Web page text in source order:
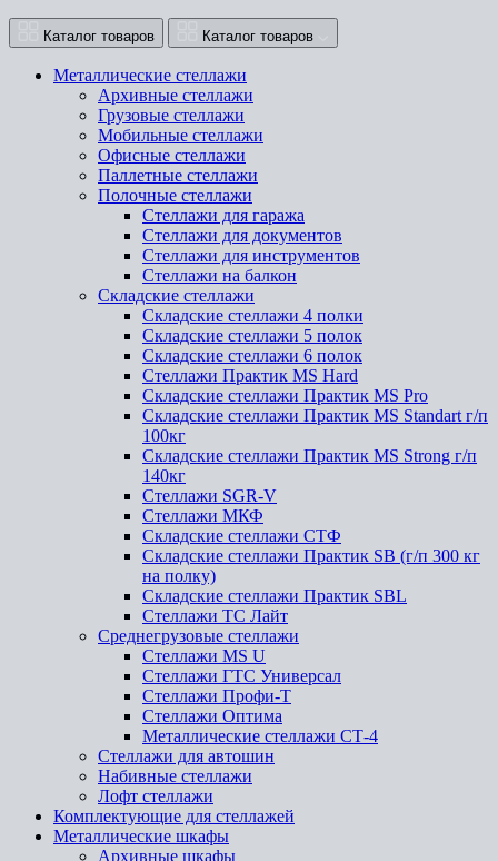
Каталог товаров Каталог товаров
Металлические стеллажи
Архивные стеллажи
Грузовые стеллажи
Мобильные стеллажи
Офисные стеллажи
Паллетные стеллажи
Полочные стеллажи
Стеллажи для гаража
Стеллажи для документов
Стеллажи для инструментов
Стеллажи на балкон
Складские стеллажи
Складские стеллажи 4 полки
Складские стеллажи 5 полок
Складские стеллажи 6 полок
Стеллажи Практик MS Hard
Складские стеллажи Практик MS Pro
Складские стеллажи Практик MS Standart г/п
100кг
Складские стеллажи Практик MS Strong г/п
140кг
Стеллажи SGR-V
Стеллажи МКФ
Складские стеллажи СТФ
Складские стеллажи Практик SB (г/п 300 кг
на полку)
Складские стеллажи Практик SBL
Стеллажи ТС Лайт
Среднегрузовые стеллажи
Стеллажи MS U
Стеллажи ГТС Универсал
Стеллажи Профи-Т
Стеллажи Оптима
Металлические стеллажи СТ-4
Стеллажи для автошин
Набивные стеллажи
Лофт стеллажи
Комплектующие для стеллажей
Металлические шкафы
Архивные шкафы